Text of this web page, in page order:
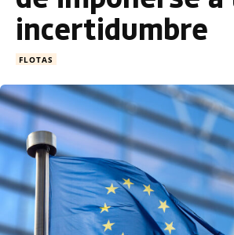
incertidumbre
FLOTAS